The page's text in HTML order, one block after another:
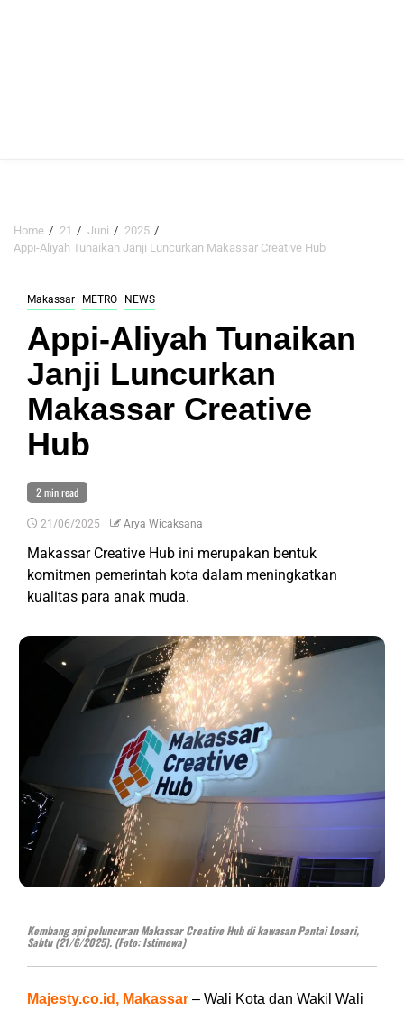
Home 21 Juni
2025
Appi-Aliyah Tunaikan Janji Luncurkan Makassar Creative Hub
Makassar METRO NEWS
Appi-Aliyah Tunaikan
Janji Luncurkan
Makassar Creative
Hub
2 min read
21/06/2025 Arya Wicaksana
Makassar Creative Hub ini merupakan bentuk
komitmen pemerintah kota dalam meningkatkan
kualitas para anak muda.
Kembang api peluncuran Makassar Creative Hub di kawasan Pantai Losari,
Sabtu (21/6/2025). (Foto: Istimewa)
Majesty.co.id, Makassar – Wali Kota dan Wakil Wali